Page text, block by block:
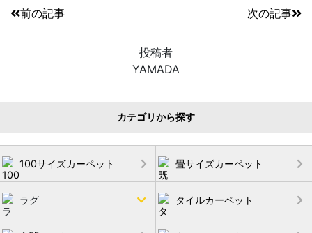
前の記事 次の記事
投稿者
YAMADA
カテゴリから探す
100サイズカーペット 畳サイズカーペット
ラグ タイルカーペット